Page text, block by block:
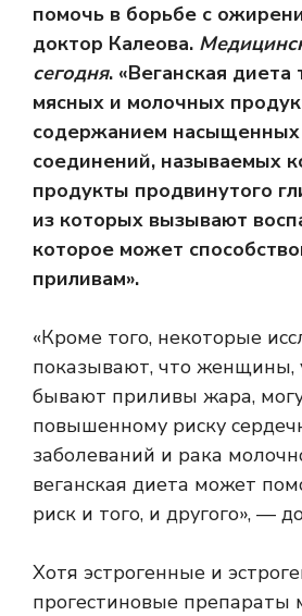
помочь в борьбе с
доктор Калеова.
сегодня. «Веганская диета
мясных и молочных
содержанием
соединений, называемых
продукты продвинутого
из которых вызывают
которое может
приливам».
«Кроме того, некоторые
показывают, что женщины,
бывают приливы жара,
повышенному риску
заболеваний и рака
веганская диета может
риск и того, и другого», —
Хотя эстрогенные и
прогестиновые препараты